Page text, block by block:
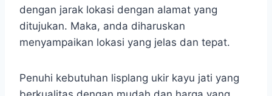
dengan jarak lokasi dengan alamat yang
ditujukan. Maka, anda diharuskan
menyampaikan lokasi yang jelas dan tepat.
Penuhi kebutuhan lisplang ukir kayu jati yang